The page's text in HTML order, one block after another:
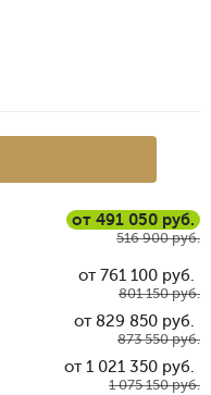
от 491 050 руб.
516 900 руб.
от 761 100 руб.
801 150 руб.
от 829 850 руб.
873 550 руб.
от 1 021 350 руб.
1 075 150 руб.